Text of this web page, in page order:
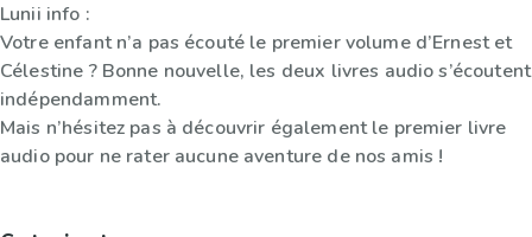
Lunii info :
Votre enfant n’a pas écouté le premier volume d’Ernest et
Célestine ? Bonne nouvelle, les deux livres audio s’écoutent
indépendamment.
Mais n’hésitez pas à découvrir également le premier livre
audio pour ne rater aucune aventure de nos amis !